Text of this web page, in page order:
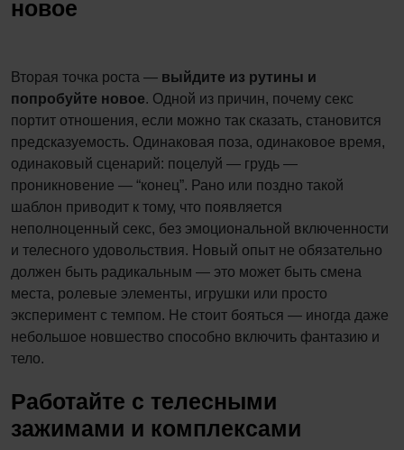
новое
Вторая точка роста — выйдите из рутины и
попробуйте новое. Одной из причин, почему секс
портит отношения, если можно так сказать, становится
предсказуемость. Одинаковая поза, одинаковое время,
одинаковый сценарий: поцелуй — грудь —
проникновение — “конец”. Рано или поздно такой
шаблон приводит к тому, что появляется
неполноценный секс, без эмоциональной включенности
и телесного удовольствия. Новый опыт не обязательно
должен быть радикальным — это может быть смена
места, ролевые элементы, игрушки или просто
эксперимент с темпом. Не стоит бояться — иногда даже
небольшое новшество способно включить фантазию и
тело.
Работайте с телесными
зажимами и комплексами